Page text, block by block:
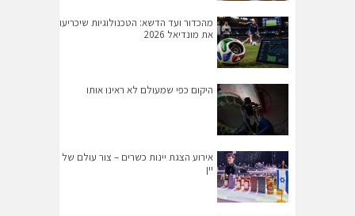
מהכדור ועד הדשא: הטכנולוגיות שיכריעו
את מונדיאל 2026
היקום כפי שמעולם לא ראינו אותו
אירוע הצגת יינות כשרים – צור עולם של
יין